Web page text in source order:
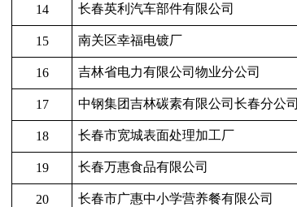
14 长春英利汽车部件有限公司
15 南关区幸福电镀厂
16 吉林省电力有限公司物业分公司
17 中钢集团吉林碳素有限公司长春分公司
18 长春市宽城表面处理加工厂
19 长春万惠食品有限公司
20 长春市广惠中小学营养餐有限公司